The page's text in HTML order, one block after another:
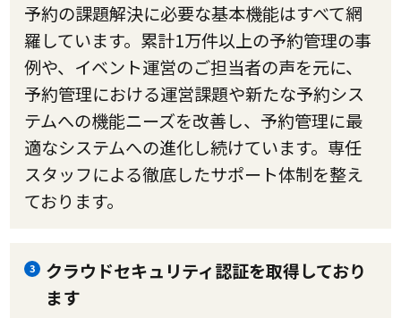
予約の課題解決に必要な基本機能はすべて網
羅しています。累計1万件以上の予約管理の事
例や、イベント運営のご担当者の声を元に、
予約管理における運営課題や新たな予約シス
テムへの機能ニーズを改善し、予約管理に最
適なシステムへの進化し続けています。専任
スタッフによる徹底したサポート体制を整え
ております。
3
クラウドセキュリティ認証を取得しており
ます